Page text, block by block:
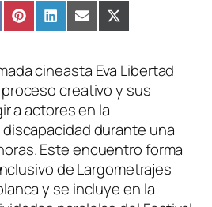
Compartir
en
PinterestCompartir
en
LinkedInCompartir
en
EmailCompartir
en
X
(Twitter)
cineasta Eva Libertad
creativo y sus
a actores en la
durante una
Este encuentro forma
de Largometrajes
y se incluye en la